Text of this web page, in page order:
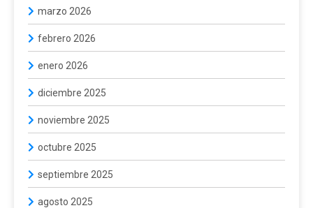
marzo 2026
febrero 2026
enero 2026
diciembre 2025
noviembre 2025
octubre 2025
septiembre 2025
agosto 2025